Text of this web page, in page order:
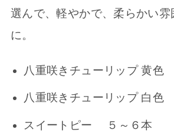
選んで、軽やかで、柔らかい雰
に。
八重咲きチューリップ 黄色
八重咲きチューリップ 白色
スイートピー ５～６本